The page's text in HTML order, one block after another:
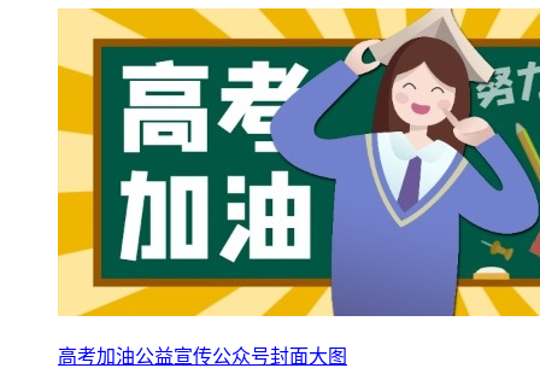
高考加油公益宣传公众号封面大图